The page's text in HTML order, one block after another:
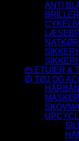
ANTI
👜 ETUIER &
🧥 TØJ OG